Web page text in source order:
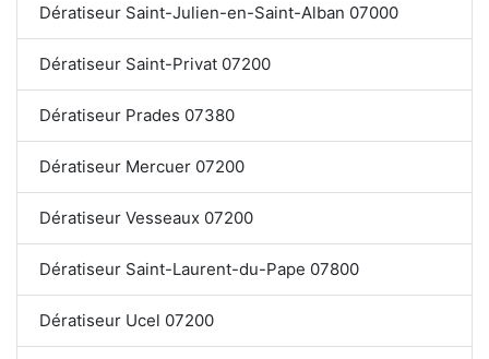
Dératiseur Saint-Julien-en-Saint-Alban 07000
Dératiseur Saint-Privat 07200
Dératiseur Prades 07380
Dératiseur Mercuer 07200
Dératiseur Vesseaux 07200
Dératiseur Saint-Laurent-du-Pape 07800
Dératiseur Ucel 07200